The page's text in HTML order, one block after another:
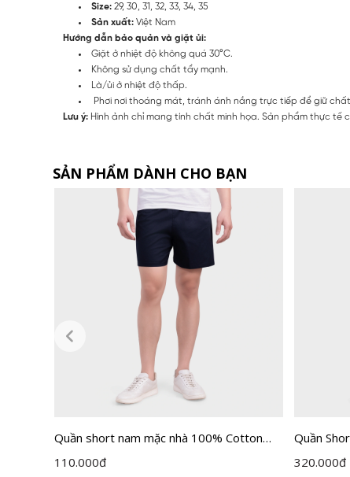
Size: 29, 30, 31, 32, 33, 34, 35
Sản xuất: Việt Nam
Hướng dẫn bảo quản và giặt ủi:
Giặt ở nhiệt độ không quá 30°C.
Không sử dụng chất tẩy mạnh.
Là/ủi ở nhiệt độ thấp.
Phơi nơi thoáng mát, tránh ánh nắng trực tiếp để giữ
Lưu ý: Hình ảnh chỉ mang tính chất minh họa. Sản phẩm thực tế
SẢN PHẨM DÀNH CHO BẠN
Quần short nam mặc nhà 100% Cotton
Insidemen ISO8000H0
110.000đ
Quần
320.000đ